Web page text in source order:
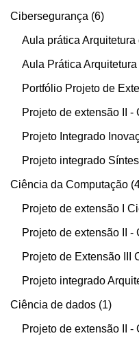
Cibersegurança 6
Aula prática Arquitetura
Aula Prática
Portfólio Projeto de
Projeto de extensão II -
Projeto Integrado
Projeto integrado
Ciência da Computação
Projeto de extensão I
Projeto de extensão II
Projeto de Extensão III
Projeto integrado
Ciência de dados 1
Projeto de extensão II